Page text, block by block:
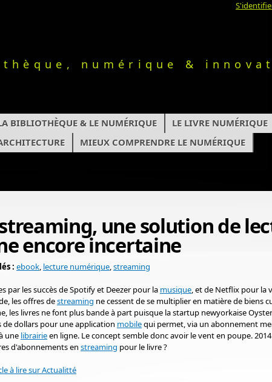
numérique &
BIBLIOTHÈQUE & LE NUMÉRIQUE
LE LIVRE NUMÉRIQUE
MIEUX COMPRENDRE LE NUMÉRIQUE
une solution de
encore incertaine
: ebook, lecture numérique,streaming
par les succès de Spotify et Deezer pour la musique, et de Netflix pour la
les offres destreaming ne cessent de se multiplier en matière de biens
les livres ne font plus bande à part puisque la startup newyorkaise
de dollars pour une application mobilequi permet, via un abonnement
une librairieen ligne. Le concept semble donc avoir le vent en poupe.
d'abonnements en streaming pour le livre ?
à lire sur Actualitté